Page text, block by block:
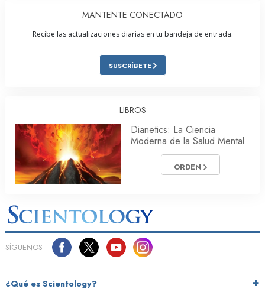
MANTENTE CONECTADO
Recibe las actualizaciones diarias en tu bandeja de entrada.
SUSCRÍBETE
LIBROS
Dianetics: La Ciencia
Moderna de la Salud Mental
ORDEN
SÍGUENOS
¿Qué es Scientology?